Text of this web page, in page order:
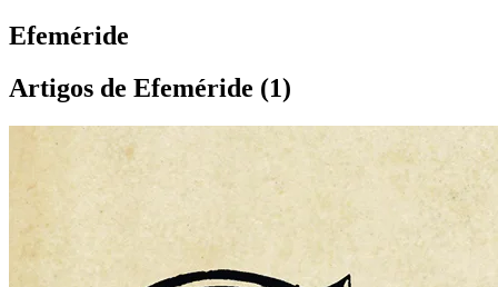
Efeméride
Artigos de Efeméride (1)